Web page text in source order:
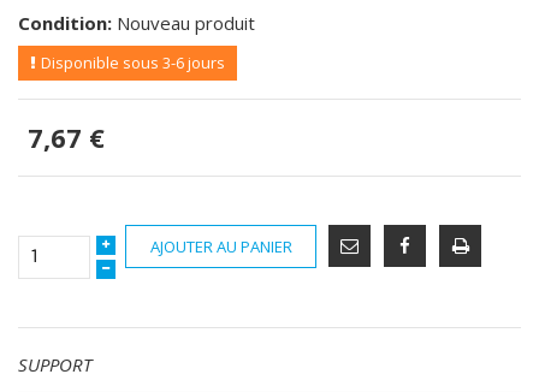
Condition: Nouveau produit
Disponible sous 3-6 jours
7,67 €
AJOUTER AU PANIER
SUPPORT